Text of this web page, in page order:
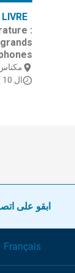
LIVRE
:
ال 10 يونيو 2021 à 11:00
ابقو على
Français